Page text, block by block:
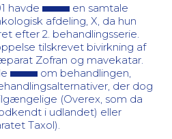
havde
en samtale
afdeling, X, da hun
efter 2. behandlingsserie.
tilskrevet bivirkning af
Zofran og mavekatar.
om behandlingen,
der dog
(Overex, som da
i udlandet) eller
Taxol).